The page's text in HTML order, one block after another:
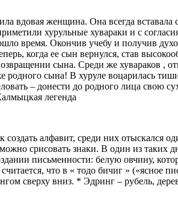
вдовая женщина. Она всегда вставала
хурульные хувараки и с
время. Окончив учебу и получив
когда ее сын вернулся, став
сына. Среди же хувараков ,
родного сына! В хуруле воцарилась
– донести до родного лица свою
легенда
алфавит, среди них отыскался
срисовать знаки. В один из таких
письменности: белую овчину,
что в « тодо бичиг » («ясное
сверху вниз. * Эдринг – рубель,